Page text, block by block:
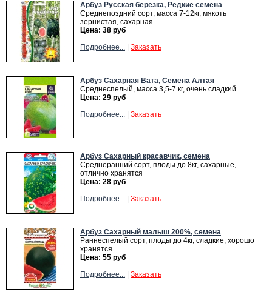
Арбуз Русская березка, Редкие семена
Среднепоздний сорт, масса 7-12кг, мякоть
зернистая, сахарная
Цена: 38 руб
Подробнее...
Заказать
Арбуз Сахарная Вата, Семена Алтая
Среднеспелый, масса 3,5-7 кг, очень сладкий
Цена: 29 руб
Подробнее...
Заказать
Арбуз Сахарный красавчик, семена
Среднеранний сорт, плоды до 8кг, сахарные,
отлично хранятся
Цена: 28 руб
Подробнее...
Заказать
Арбуз Сахарный малыш 200%, семена
Раннеспелый сорт, плоды до 4кг, сладкие, хорошо
хранятся
Цена: 55 руб
Подробнее...
Заказать